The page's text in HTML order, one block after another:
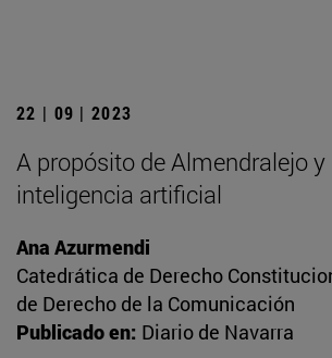
22 | 09 | 2023
A propósito de Almendralejo y
inteligencia artificial
Ana Azurmendi
Catedrática de Derecho
de Derecho de la Comunicación
Publicado en: Diario de Navarra